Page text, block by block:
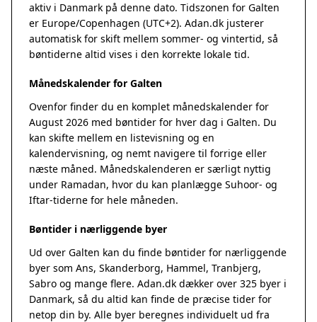
aktiv i Danmark på denne dato. Tidszonen for Galten
er Europe/Copenhagen (UTC+2). Adan.dk justerer
automatisk for skift mellem sommer- og vintertid, så
bøntiderne altid vises i den korrekte lokale tid.
Månedskalender for Galten
Ovenfor finder du en komplet månedskalender for
August 2026 med bøntider for hver dag i Galten. Du
kan skifte mellem en listevisning og en
kalendervisning, og nemt navigere til forrige eller
næste måned. Månedskalenderen er særligt nyttig
under Ramadan, hvor du kan planlægge Suhoor- og
Iftar-tiderne for hele måneden.
Bøntider i nærliggende byer
Ud over Galten kan du finde bøntider for nærliggende
byer som Ans, Skanderborg, Hammel, Tranbjerg,
Sabro og mange flere. Adan.dk dækker over 325 byer i
Danmark, så du altid kan finde de præcise tider for
netop din by. Alle byer beregnes individuelt ud fra